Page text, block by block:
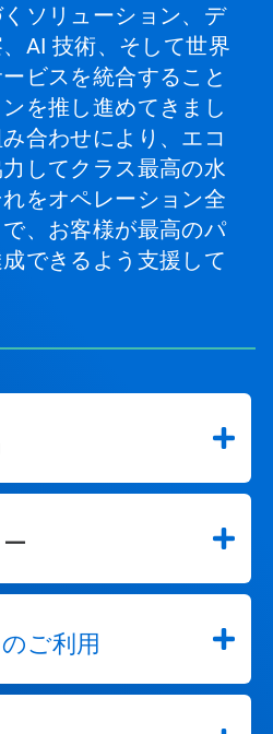
ソリューション、デ
AI 技術、そして世界
ビスを統合すること
を推し進めてきまし
合わせにより、エコ
してクラス最高の水
をオペレーション全
、お客様が最高のパ
できるよう支援して
ご利用